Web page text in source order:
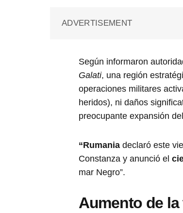
ADVERTISEMENT
Según informaron
Galati, una región
operaciones militares
heridos), ni daños
preocupante expansión
“Rumania declaró este
Constanza y anunció el
mar Negro”.
Aumento de